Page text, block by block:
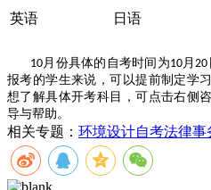
英语
日语
10月份具体的自考时间为10月20
报考的学生来说，可以提前制定学
想了解具体开考科目，可点击右侧
导与帮助。
相关专题： 环境设计自考法律事